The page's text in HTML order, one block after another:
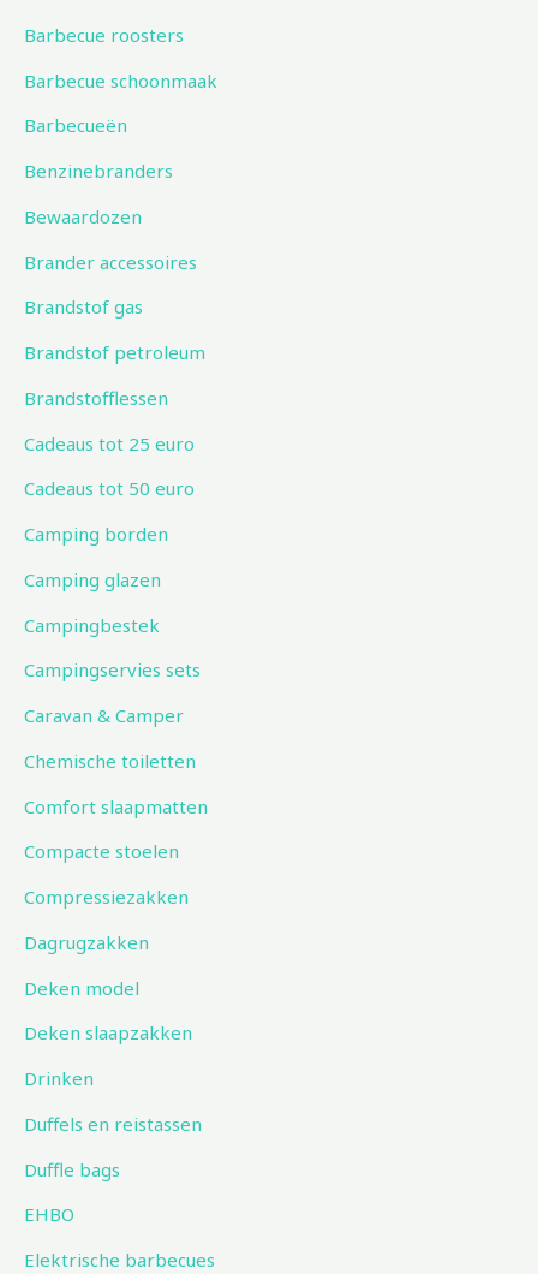
Barbecue roosters
Barbecue schoonmaak
Barbecueën
Benzinebranders
Bewaardozen
Brander accessoires
Brandstof gas
Brandstof petroleum
Brandstofflessen
Cadeaus tot 25 euro
Cadeaus tot 50 euro
Camping borden
Camping glazen
Campingbestek
Campingservies sets
Caravan & Camper
Chemische toiletten
Comfort slaapmatten
Compacte stoelen
Compressiezakken
Dagrugzakken
Deken model
Deken slaapzakken
Drinken
Duffels en reistassen
Duffle bags
EHBO
Elektrische barbecues